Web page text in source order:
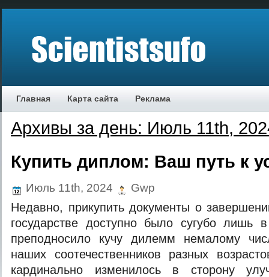
Главная Карта сайта Реклама
Архивы за день: Июль 11th,
Купить диплом: Ваш путь к
Июль 11th, 2024 Gwp
Недавно, прикупить документы о
государстве доступно было сугубо лишь
преподносило кучу дилемм немалому
наших соотечественников разных
кардинально изменилось в сторону